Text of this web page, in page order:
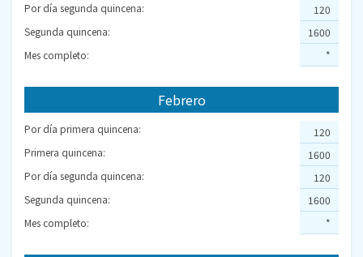
Por día segunda quincena:
Segunda quincena:
Mes completo:
120
1600
*
Febrero
Por día primera quincena:
Primera quincena:
Por día segunda quincena:
Segunda quincena:
Mes completo:
120
1600
120
1600
*